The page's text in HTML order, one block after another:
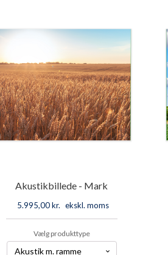
Akustikbillede - Mark
5.995,00kr. ekskl. moms
Vælg produkttype